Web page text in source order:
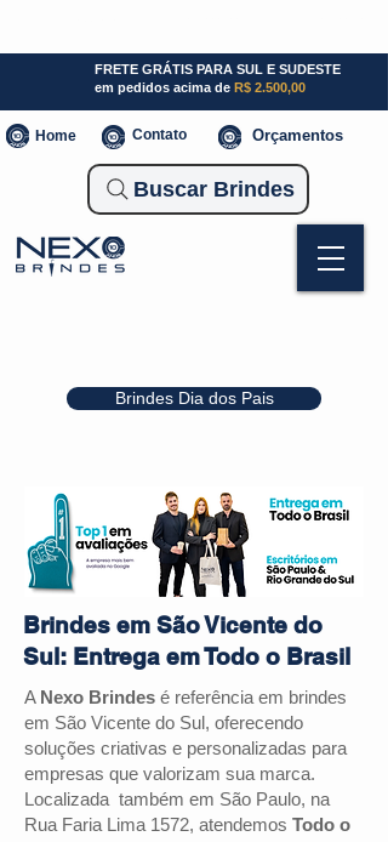
Brindes Dia dos Pais
FRETE GRÁTIS PARA SUL E SUDESTE
em pedidos acima de R$ 2.500,00
Home Contato Orçamentos
Buscar Brindes
Brindes em São Vicente do
Sul: Entrega em Todo o Brasil
A Nexo Brindes é referência em brindes
em São Vicente do Sul, oferecendo
soluções criativas e personalizadas para
empresas que valorizam sua marca.
Localizada também em São Paulo, na
Rua Faria Lima 1572, atendemos Todo o